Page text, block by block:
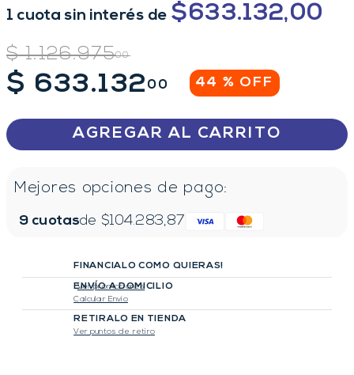
1 cuota sin interés de $633.132,00
$ 1.126.97500
$ 633.132 00 44 % OFF
AGREGAR AL CARRITO
Mejores opciones de pago:
9 cuotasde $104.283,87
Ver promociones
FINANCIALO COMO QUIERAS!
ENVÍO A DOMICILIO
Calcular Envio
RETIRALO EN TIENDA
Ver puntos de retiro